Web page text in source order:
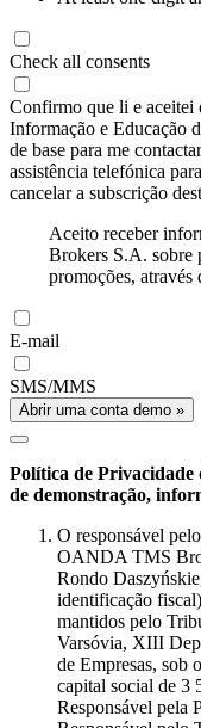
Check all consents
Confirmo que li e aceitei
Informação e Educação
de base para me
assistência telefónica
cancelar a subscrição
Aceito receber
Brokers S.A. sobre
promoções, através
E-mail
SMS/MMS
Abrir uma conta demo »
Política de
de demonstração,
O responsável
OANDA TMS
Rondo
identificação
mantidos pelo
Varsóvia, XIII
de Empresas, sob
capital social de 3
Responsável pela